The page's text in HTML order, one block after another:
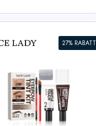
27% RABATT
wasserdichtes
Gesichtspuder
View All Sace Lady Deals